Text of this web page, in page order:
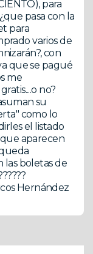
para
pasa con la
para
varios de
con
que se pagué
me
no?
su
como lo
el listado
aparecen
las boletas de
Hernández